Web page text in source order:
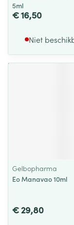
5ml
€ 16,50
Niet
Gelbopharma
Eo Manavao 10ml
€ 29,80